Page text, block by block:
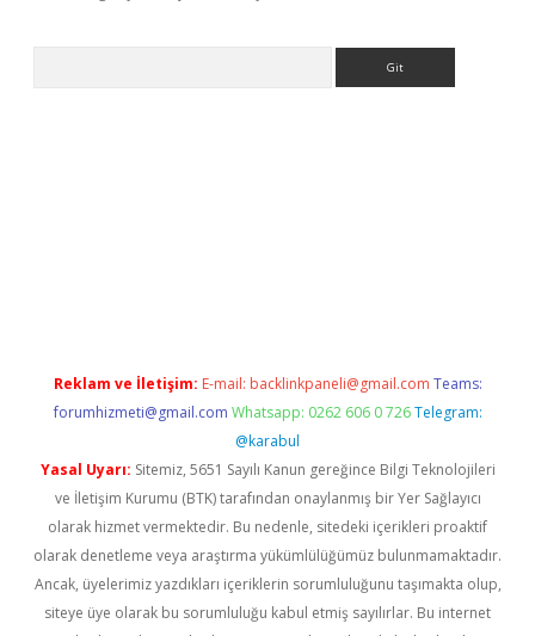
Reklam ve İletişim: E-mail: backlinkpaneli@gmail.com Teams:
forumhizmeti@gmail.com Whatsapp: 0262 606 0 726 Telegram:
@karabul
Yasal Uyarı: Sitemiz, 5651 Sayılı Kanun gereğince Bilgi Teknolojileri
ve İletişim Kurumu (BTK) tarafından onaylanmış bir Yer Sağlayıcı
olarak hizmet vermektedir. Bu nedenle, sitedeki içerikleri proaktif
olarak denetleme veya araştırma yükümlülüğümüz bulunmamaktadır.
Ancak, üyelerimiz yazdıkları içeriklerin sorumluluğunu taşımakta olup,
siteye üye olarak bu sorumluluğu kabul etmiş sayılırlar. Bu internet